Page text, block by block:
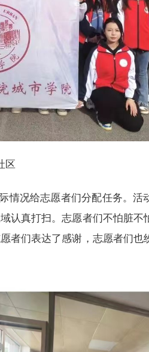
区
情况给志愿者们分配任务。活
认真打扫。志愿者们不怕脏不
者们表达了感谢，志愿者们也